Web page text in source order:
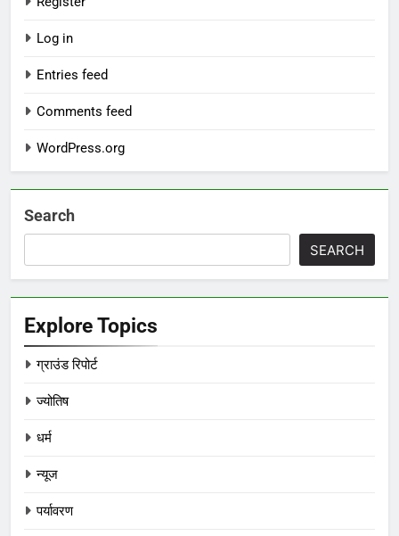
Log in
Entries feed
Comments feed
WordPress.org
Search
SEARCH
Explore Topics
ग्राउंड रिपोर्ट
ज्योतिष
धर्म
न्यूज
पर्यावरण